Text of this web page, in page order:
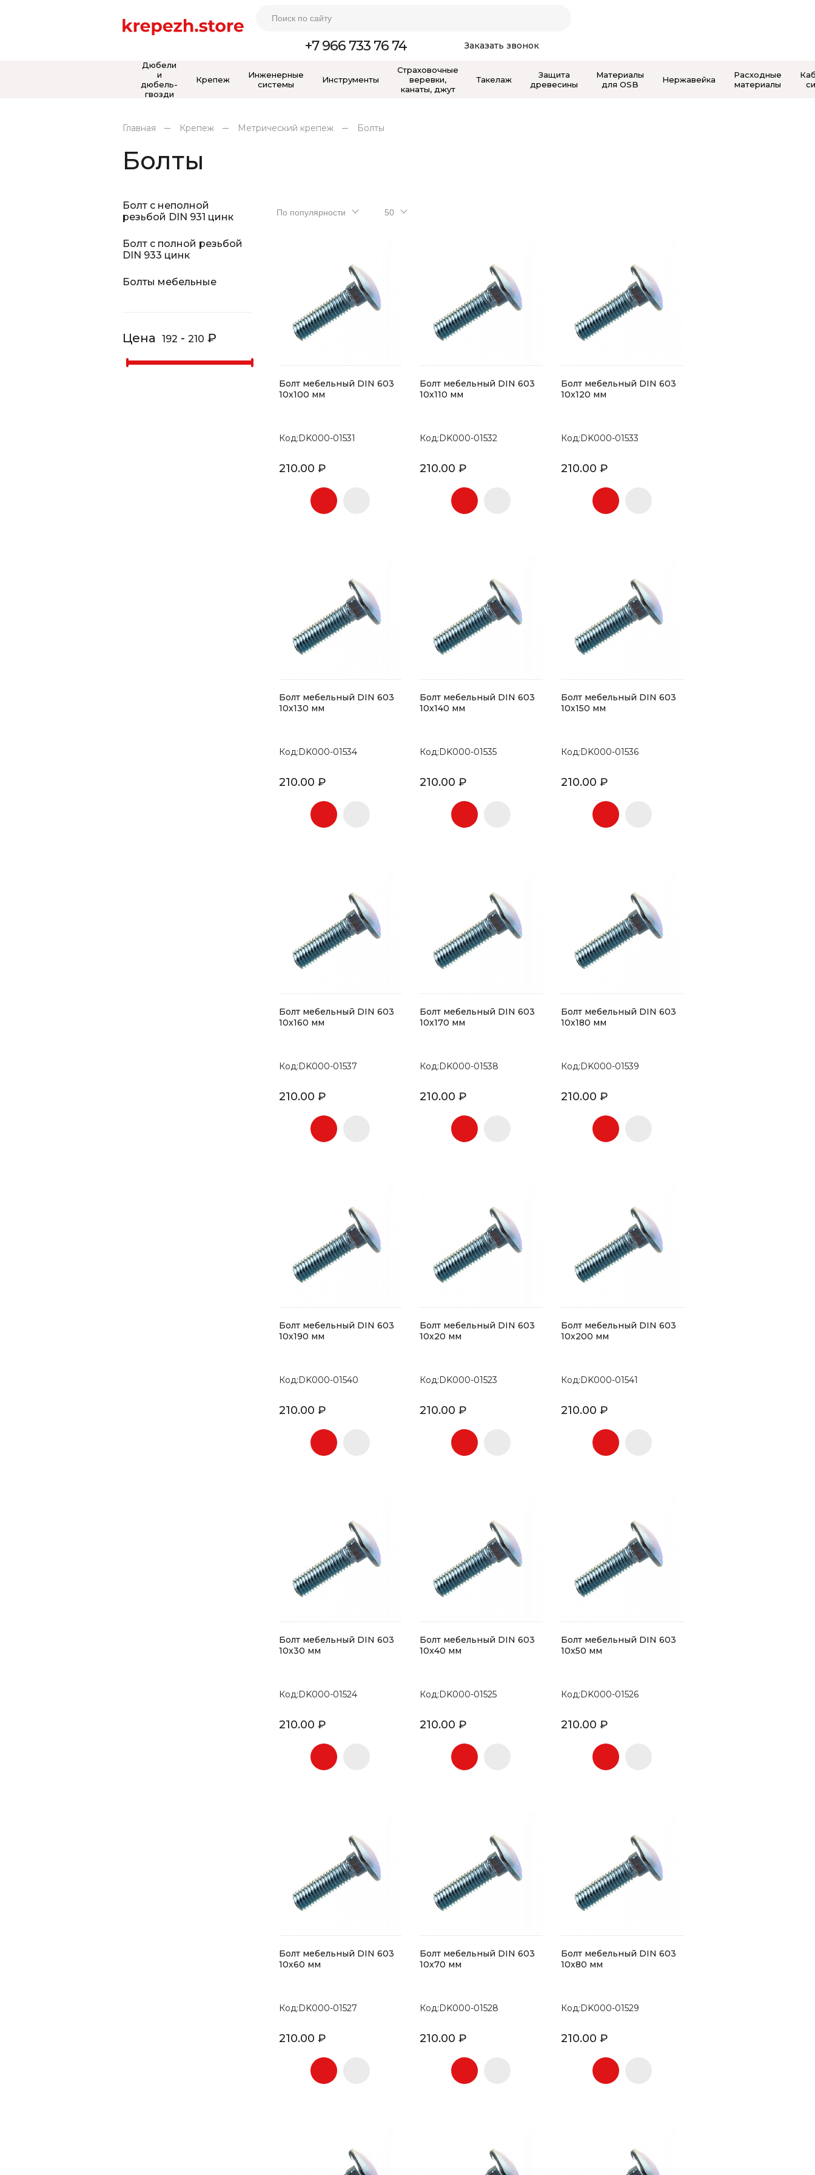
+7 966 733 76 74 Заказать звонок
Дюбели
и
дюбель-
гвозди
Крепеж
Инженерные
системы
Инструменты
Страховочные
веревки,
канаты, джут
Такелаж
Защита
древесины
Материалы
для OSB
Нержавейка
Расходные
материалы
Главная Крепеж Метрический крепеж Болты
Болты
Болт с неполной
резьбой DIN 931 цинк
Болт с полной резьбой
DIN 933 цинк
Болты мебельные
Цена 192 - 210 ₽
По популярности 50
Болт мебельный DIN 603
10х100 мм
Код:DK000-01531
210.00 ₽
Болт мебельный DIN 603
10х110 мм
Код:DK000-01532
210.00 ₽
Болт мебельный DIN 603
10х120 мм
Код:DK000-01533
210.00 ₽
Болт мебельный DIN 603
10х130 мм
Код:DK000-01534
210.00 ₽
Болт мебельный DIN 603
10х140 мм
Код:DK000-01535
210.00 ₽
Болт мебельный DIN 603
10х150 мм
Код:DK000-01536
210.00 ₽
Болт мебельный DIN 603
10х160 мм
Код:DK000-01537
210.00 ₽
Болт мебельный DIN 603
10х170 мм
Код:DK000-01538
210.00 ₽
Болт мебельный DIN 603
10х180 мм
Код:DK000-01539
210.00 ₽
Болт мебельный DIN 603
10х190 мм
Код:DK000-01540
210.00 ₽
Болт мебельный DIN 603
10х20 мм
Код:DK000-01523
210.00 ₽
Болт мебельный DIN 603
10х200 мм
Код:DK000-01541
210.00 ₽
Болт мебельный DIN 603
10х30 мм
Код:DK000-01524
210.00 ₽
Болт мебельный DIN 603
10х40 мм
Код:DK000-01525
210.00 ₽
Болт мебельный DIN 603
10х50 мм
Код:DK000-01526
210.00 ₽
Болт мебельный DIN 603
10х60 мм
Код:DK000-01527
210.00 ₽
Болт мебельный DIN 603
10х70 мм
Код:DK000-01528
210.00 ₽
Болт мебельный DIN 603
10х80 мм
Код:DK000-01529
210.00 ₽